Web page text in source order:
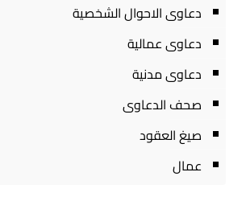
دعاوى الاحوال الشخصية
دعاوى عمالية
دعاوى مدنية
صحف الدعاوى
صيغ العقود
عمال